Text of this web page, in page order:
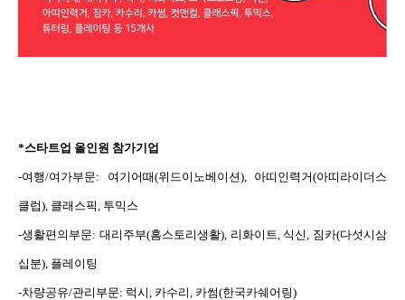
*스타트업 올인원 참가기업
-여행/여가부문: 여기어때(위드이노베이션), 아띠인력거(아띠라이더스
클럽), 클래스픽, 투믹스
-생활편의부문: 대리주부(홈스토리생활), 리화이트, 식신, 짐카(다섯시삼
십분), 플레이팅
-차량공유/관리부문: 럭시, 카수리, 카썸(한국카쉐어링)